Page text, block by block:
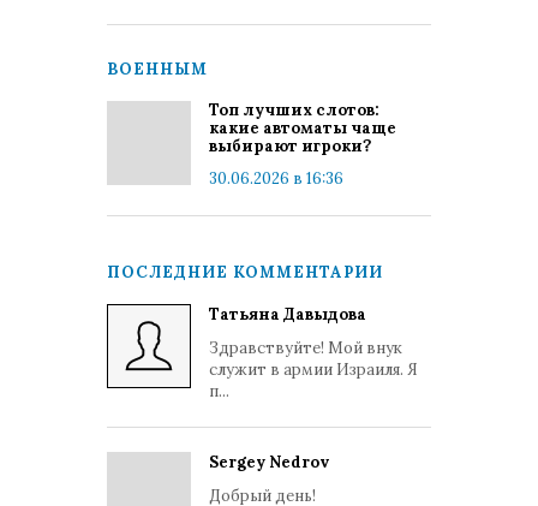
ВОЕННЫМ
Топ лучших слотов:
какие автоматы чаще
выбирают игроки?
30.06.2026 в 16:36
ПОСЛЕДНИЕ КОММЕНТАРИИ
Татьяна Давыдова
Здравствуйте! Мой внук
служит в армии Израиля. Я
п...
Sergey Nedrov
Добрый день!